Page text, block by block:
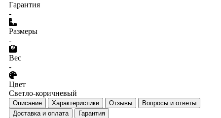
Гарантия
-
Размеры
-
Вес
-
Цвет
Светло-коричневый
Описание Характеристики Отзывы
Вопросы и ответы
Доставка и оплата
Гарантия